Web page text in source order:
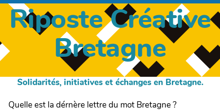
Riposte Créative
Bretagne
Solidarités, initiatives et échanges en Bretagne.
Quelle est la dérnère lettre du mot Bretagne ?